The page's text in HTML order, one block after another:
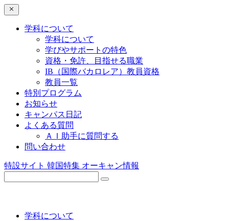
学科について
学科について
学びやサポートの特色
資格・免許、目指せる職業
IB（国際バカロレア）教員資格
教員一覧
特別プログラム
お知らせ
キャンパス日記
よくある質問
ＡＩ助手に質問する
問い合わせ
特設サイト 韓国特集 オーキャン情報
学科について